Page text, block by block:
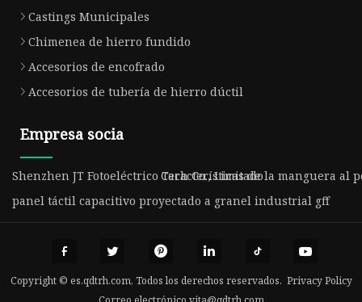
Castings Municipales
Chimenea de hierro fundido
Accesorios de encofrado
Accesorios de tubería de hierro dúctil
Empresa socia
Shenzhen JT Fotoeléctrico Tech Co., Limitado
Características de la manguera al
panel táctil capacitivo proyectado a granel industrial gff
Copyright © es.qdtrh.com, Todos los derechos reservados. Privacy Policy